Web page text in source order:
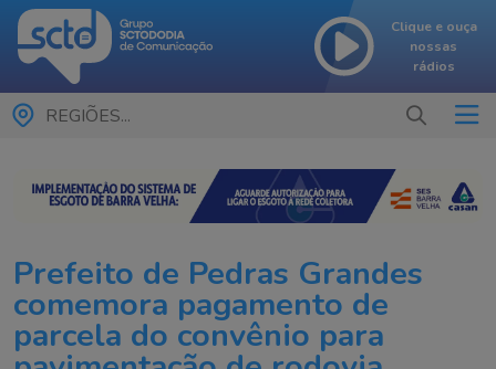
Clique e ouça
nossas
rádios
REGIÕES...
Prefeito de Pedras Grandes
comemora pagamento de
parcela do convênio para